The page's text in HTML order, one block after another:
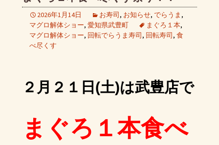
2026年1月14日 お寿司 , お知らせ, でらうま ,
マグロ解体ショー, 愛知県武豊町 まぐろ１本,
マグロ解体ショー, 回転でらうま寿司 , 回転寿司 , 食
べ尽くす
２月２１日(土)は武豊店で
まぐろ１本食べ